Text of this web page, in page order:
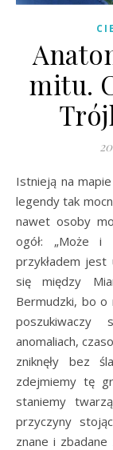
mitu.
Istnieją na mapie świata obszary, wokół których powstały
legendy tak
nawet osoby
ogół: „Może
przykładem jest
się między
Bermudzki, bo o
poszukiwaczy
anomaliach,
zniknęły bez
zdejmiemy tę
staniemy
przyczyny
znane i